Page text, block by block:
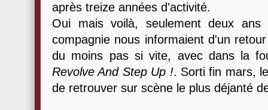
après treize années d'activité.
Oui mais voilà, seulement deux
compagnie nous informaient d'un
du moins pas si vite, avec dans la
Revolve And Step Up !. Sorti fin mars,
de retrouver sur scène le plus déjanté